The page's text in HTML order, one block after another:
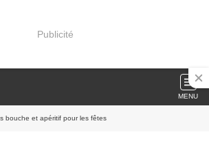
Publicité
MENU
bouche et apéritif pour les fêtes